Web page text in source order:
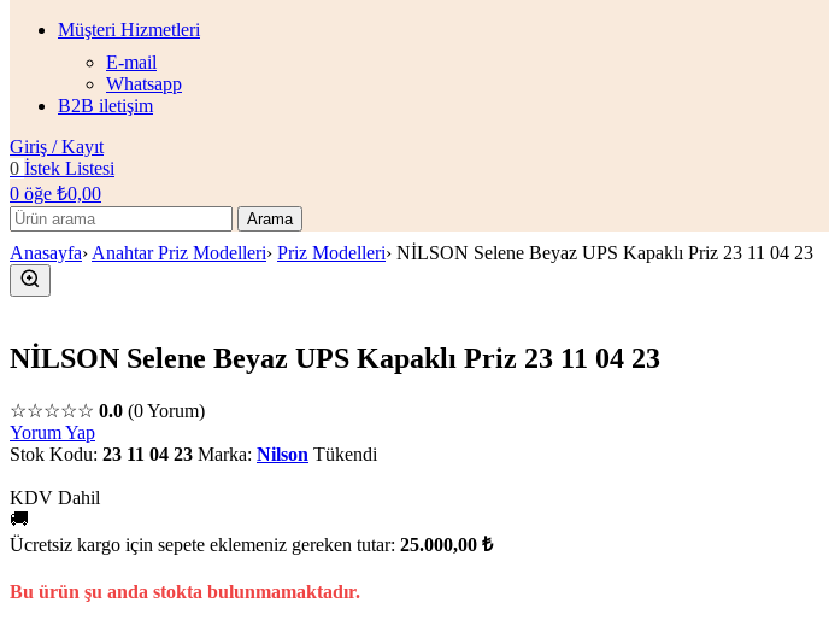
Müşteri Hizmetleri
E-mail
Whatsapp
B2B iletişim
Giriş / Kayıt
0 İstek Listesi
0 öğe ₺0,00
Arama
Anasayfa› Anahtar Priz Modelleri› Priz Modelleri› NİLSON Selene Beyaz UPS Kapaklı Priz 23 11 04 23
NİLSON Selene Beyaz UPS Kapaklı Priz 23 11 04 23
☆☆☆☆☆ 0.0 (0 Yorum)
Yorum Yap
Stok Kodu: 23 11 04 23 Marka: Nilson Tükendi
KDV Dahil
🚚
Ücretsiz kargo için sepete eklemeniz gereken tutar: 25.000,00 ₺
Bu ürün şu anda stokta bulunmamaktadır.